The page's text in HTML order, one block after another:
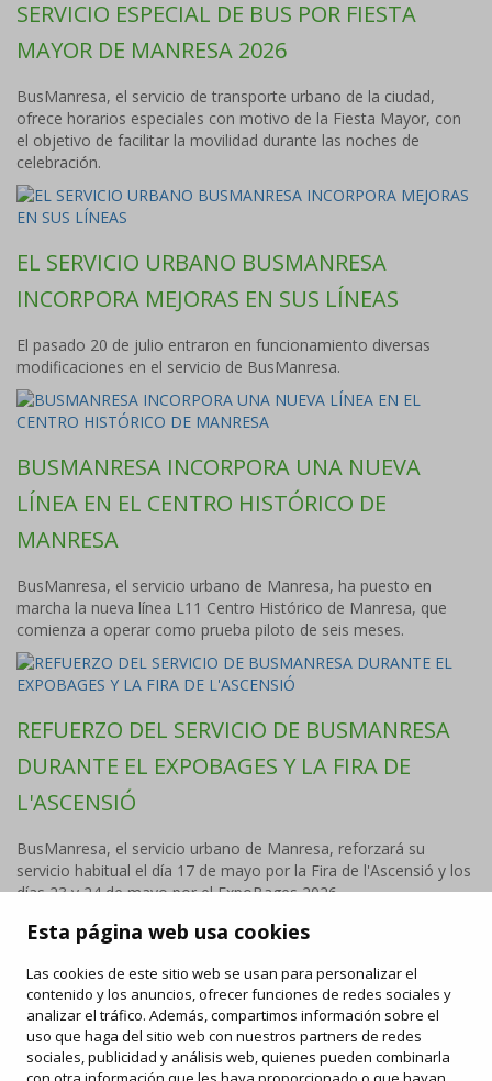
Esta página web usa cookies
Las cookies de este sitio web se usan para personalizar el
contenido y los anuncios, ofrecer funciones de redes sociales y
analizar el tráfico. Además, compartimos información sobre el
uso que haga del sitio web con nuestros partners de redes
sociales, publicidad y análisis web, quienes pueden combinarla
SERVICIO ESPECIAL DE BUS POR FIESTA
MAYOR DE MANRESA 2026
BusManresa, el servicio de transporte urbano de la ciudad,
ofrece horarios especiales con motivo de la Fiesta Mayor, con
el objetivo de facilitar la movilidad durante las noches de
celebración.
EL SERVICIO URBANO BUSMANRESA
INCORPORA MEJORAS EN SUS LÍNEAS
El pasado 20 de julio entraron en funcionamiento diversas
modificaciones en el servicio de BusManresa.
BUSMANRESA INCORPORA UNA NUEVA
LÍNEA EN EL CENTRO HISTÓRICO DE
MANRESA
BusManresa, el servicio urbano de Manresa, ha puesto en
marcha la nueva línea L11 Centro Histórico de Manresa, que
comienza a operar como prueba piloto de seis meses.
REFUERZO DEL SERVICIO DE BUSMANRESA
DURANTE EL EXPOBAGES Y LA FIRA DE
L'ASCENSIÓ
BusManresa, el servicio urbano de Manresa, reforzará su
servicio habitual el día 17 de mayo por la Fira de l'Ascensió y los
días 23 y 24 de mayo por el ExpoBages 2026.
FAQ/Derechos y deberes/Carta de servicios/Enlaces de
interés/Objetos perdidos
Ofertas de trabajo/ Información publicidad